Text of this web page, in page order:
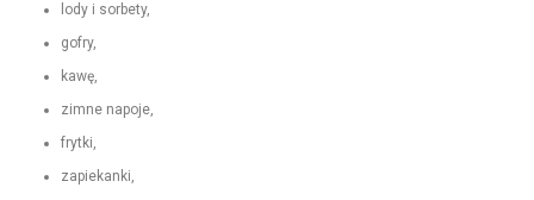
lody i sorbety,
gofry,
kawę,
zimne napo­je,
fry­t­ki,
zapiekan­ki,